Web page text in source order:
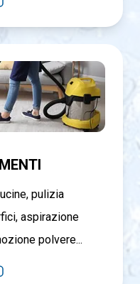
pulizia
aspirazione
polvere...